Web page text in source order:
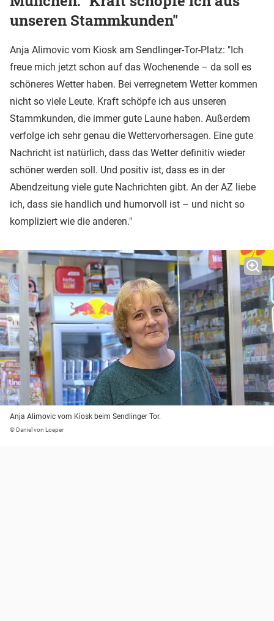
unseren Stammkunden"
Anja Alimovic vom Kiosk am Sendlinger-Tor-Platz: "Ich
freue mich jetzt schon auf das Wochenende – da soll es
schöneres Wetter haben. Bei verregnetem Wetter kommen
nicht so viele Leute. Kraft schöpfe ich aus unseren
Stammkunden, die immer gute Laune haben. Außerdem
verfolge ich sehr genau die Wettervorhersagen. Eine gute
Nachricht ist natürlich, dass das Wetter definitiv wieder
schöner werden soll. Und positiv ist, dass es in der
Abendzeitung viele gute Nachrichten gibt. An der AZ liebe
ich, dass sie handlich und humorvoll ist – und nicht so
kompliziert wie die anderen."
Anja Alimovic vom Kiosk beim Sendlinger Tor.
© Daniel von Loeper